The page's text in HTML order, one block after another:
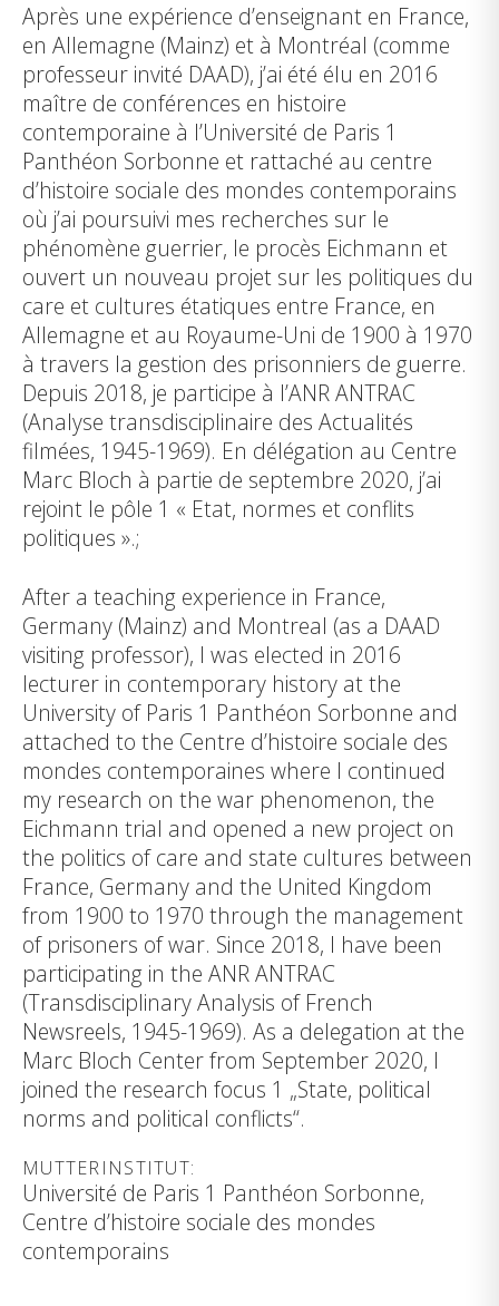
Après une expérience d’enseignant en France,
en Allemagne (Mainz) et à Montréal (comme
professeur invité DAAD), j’ai été élu en 2016
maître de conférences en histoire
contemporaine à l’Université de Paris 1
Panthéon Sorbonne et rattaché au centre
d’histoire sociale des mondes contemporains
où j’ai poursuivi mes recherches sur le
phénomène guerrier, le procès Eichmann et
ouvert un nouveau projet sur les politiques du
care et cultures étatiques entre France, en
Allemagne et au Royaume-Uni de 1900 à 1970
à travers la gestion des prisonniers de guerre.
Depuis 2018, je participe à l’ANR ANTRAC
(Analyse transdisciplinaire des Actualités
filmées, 1945-1969). En délégation au Centre
Marc Bloch à partie de septembre 2020, j’ai
rejoint le pôle 1 « Etat, normes et conflits
politiques ».;
After a teaching experience in France,
Germany (Mainz) and Montreal (as a DAAD
visiting professor), I was elected in 2016
lecturer in contemporary history at the
University of Paris 1 Panthéon Sorbonne and
attached to the Centre d’histoire sociale des
mondes contemporaines where I continued
my research on the war phenomenon, the
Eichmann trial and opened a new project on
the politics of care and state cultures between
France, Germany and the United Kingdom
from 1900 to 1970 through the management
of prisoners of war. Since 2018, I have been
participating in the ANR ANTRAC
(Transdisciplinary Analysis of French
Newsreels, 1945-1969). As a delegation at the
Marc Bloch Center from September 2020, I
joined the research focus 1 „State, political
norms and political conflicts“.
MUTTERINSTITUT:
Université de Paris 1 Panthéon Sorbonne,
Centre d’histoire sociale des mondes
contemporains